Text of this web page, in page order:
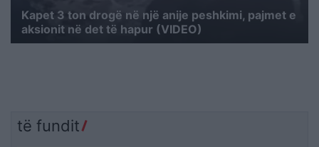
Kapet 3 ton drogë në një anije peshkimi, pajmet e
aksionit në det të hapur (VIDEO)
të fundit